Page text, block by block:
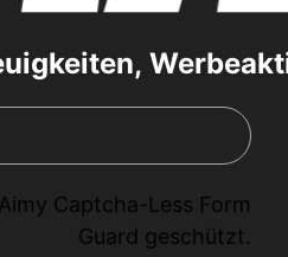
Aimy Captcha-Less Form
Guard geschützt.